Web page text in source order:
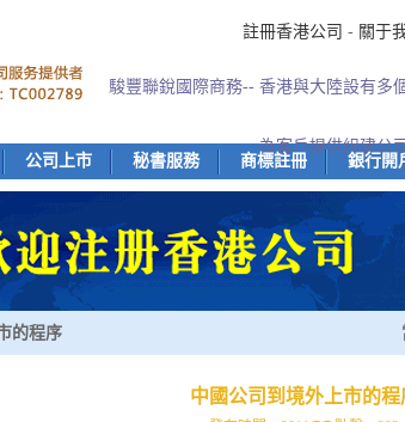
註冊香港公司 - 關于
駿豐聯銳國際商務-- 香港與大陸設有多
為客戶提供組建公
公司上市 秘書服務 商標註冊 銀行開
的程序
中國公司到境外上市的程